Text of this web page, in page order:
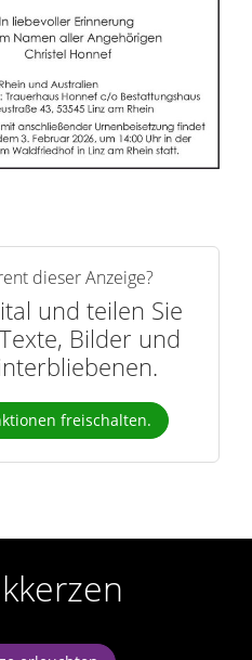
e
dieser Anzeige?
und teilen Sie
Bilder und
freischalten.